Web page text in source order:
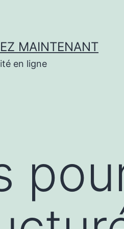
MAINTENANT
en ligne